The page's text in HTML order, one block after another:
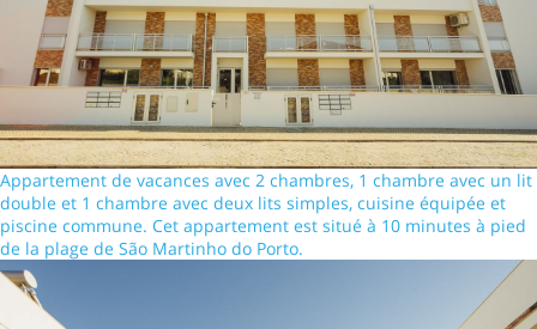
Appartement de vacances avec 2 chambres, 1 chambre avec un lit
double et 1 chambre avec deux lits simples, cuisine équipée et
piscine commune. Cet appartement est situé à 10 minutes à pied
de la plage de São Martinho do Porto.